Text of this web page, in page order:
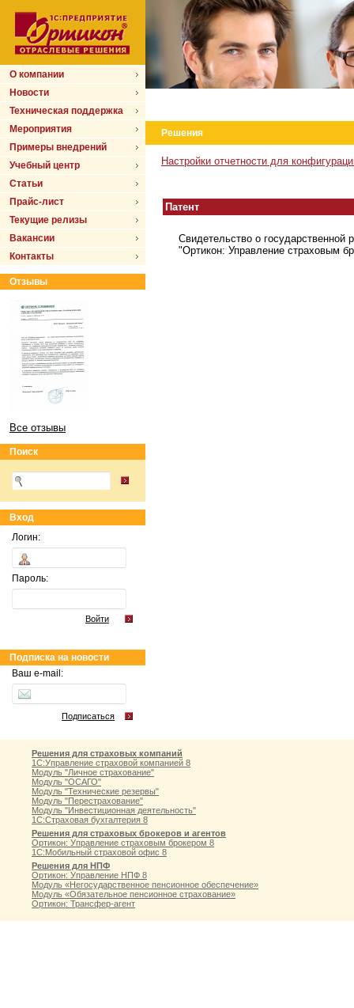
О компании
Новости
Техническая поддержка
Мероприятия
Примеры внедрений
Учебный центр
Статьи
Прайс-лист
Текущие релизы
Вакансии
Контакты
Отзывы
Все отзывы
Поиск
Вход
Логин:
Пароль:
Войти
Подписка на новости
Ваш e-mail:
Подписаться
Решения
Настройки отчетности для
Патент
Свидетельство о
"Ортикон: Управление страховым
Решения для страховых компаний
1С:Управление страховой компанией 8
Модуль "Личное страхование"
Модуль "ОСАГО"
Модуль "Технические резервы"
Модуль "Перестрахование"
Модуль "Инвестиционная деятельность"
1С:Страховая бухгалтерия 8
Решения для страховых брокеров и агентов
Ортикон: Управление страховым брокером 8
1С:Мобильный страховой офис 8
Решения для НПФ
Ортикон: Управление НПФ 8
Модуль «Негосударственное пенсионное обеспечение»
Модуль «Обязательное пенсионное страхование»
Ортикон: Трансфер-агент